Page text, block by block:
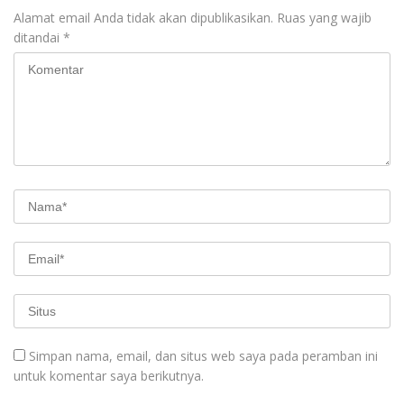
Alamat email Anda tidak akan dipublikasikan. Ruas yang wajib
ditandai *
Simpan nama, email, dan situs web saya pada peramban ini
untuk komentar saya berikutnya.